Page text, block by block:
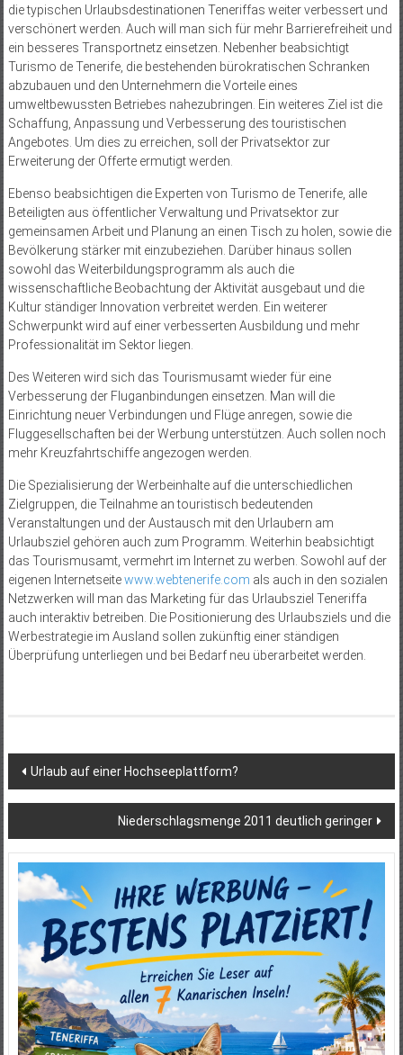
die typischen Urlaubsdestinationen Teneriffas weiter verbessert und
verschönert werden. Auch will man sich für mehr Barrierefreiheit und
ein besseres Transportnetz einsetzen. Nebenher beabsichtigt
Turismo de Tenerife, die bestehenden bürokratischen Schranken
abzubauen und den Unternehmern die Vorteile eines
umweltbewussten Betriebes nahezubringen. Ein weiteres Ziel ist die
Schaffung, Anpassung und Verbesserung des touristischen
Angebotes. Um dies zu erreichen, soll der Privatsektor zur
Erweiterung der Offerte ermutigt werden.
Ebenso beabsichtigen die Experten von Turismo de Tenerife, alle
Beteiligten aus öffentlicher Verwaltung und Privatsektor zur
gemeinsamen Arbeit und Planung an einen Tisch zu holen, sowie die
Bevölkerung stärker mit einzubeziehen. Darüber hinaus sollen
sowohl das Weiterbildungsprogramm als auch die
wissenschaftliche Beobachtung der Aktivität ausgebaut und die
Kultur ständiger Innovation verbreitet werden. Ein weiterer
Schwerpunkt wird auf einer verbesserten Ausbildung und mehr
Professionalität im Sektor liegen.
Des Weiteren wird sich das Tourismusamt wieder für eine
Verbesserung der Fluganbindungen einsetzen. Man will die
Einrichtung neuer Verbindungen und Flüge anregen, sowie die
Fluggesellschaften bei der Werbung unterstützen. Auch sollen noch
mehr Kreuzfahrtschiffe angezogen werden.
Die Spezialisierung der Werbeinhalte auf die unterschiedlichen
Zielgruppen, die Teilnahme an touristisch bedeutenden
Veranstaltungen und der Austausch mit den Urlaubern am
Urlaubsziel gehören auch zum Programm. Weiterhin beabsichtigt
das Tourismusamt, vermehrt im Internet zu werben. Sowohl auf der
eigenen Internetseitewww.webtenerife.com als auch in den sozialen
Netzwerken will man das Marketing für das Urlaubsziel Teneriffa
auch interaktiv betreiben. Die Positionierung des Urlaubsziels und die
Werbestrategie im Ausland sollen zukünftig einer ständigen
Überprüfung unterliegen und bei Bedarf neu überarbeitet werden.
Beitragsnavigation
Urlaub auf einer Hochseeplattform?
Niederschlagsmenge 2011 deutlich geringer